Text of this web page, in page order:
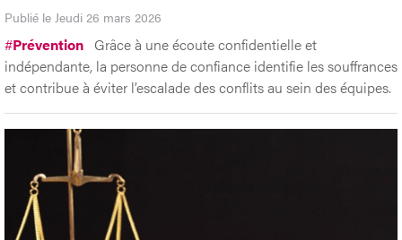
Publié le Jeudi 26 mars 2026
#Prévention Grâce à une écoute confidentielle et
indépendante, la personne de confiance identifie les souffrances
et contribue à éviter l’escalade des conflits au sein des équipes.